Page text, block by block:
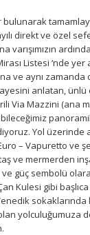
direkt ve özel
varışımızın
Listesi ‘nde yer
ve aynı zamanda
anlatan, ünlü
Via Mazzini (ana
Yol üzerinde
– Vapuretto ve
ve mermerden
ve güç sembolü
Kulesi gibi
yolculuğumuza